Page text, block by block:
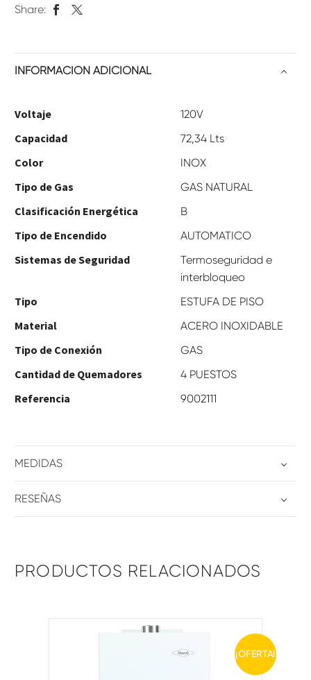
Share:
INFORMACIÓN ADICIONAL
Voltaje 120V
Capacidad 72,34 Lts
Color INOX
Tipo de Gas GAS NATURAL
Clasificación Energética B
Tipo de Encendido AUTOMATICO
Sistemas de Seguridad
Termoseguridad e
interbloqueo
Tipo ESTUFA DE PISO
Material ACERO INOXIDABLE
Tipo de Conexión GAS
Cantidad de Quemadores 4 PUESTOS
Referencia 9002111
MEDIDAS
RESEÑAS
PRODUCTOS RELACIONADOS
¡OFERTA!